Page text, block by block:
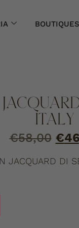
BOUTIQUES
ITALY
€58,00 €
JACQUARD DI